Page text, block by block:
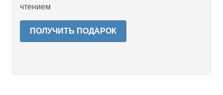
чтением
ПОЛУЧИТЬ ПОДАРОК